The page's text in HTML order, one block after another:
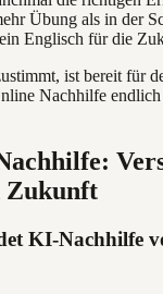
Übung als in der
Englisch für die
ist bereit für
Nachhilfe
Zukunft
KI-Nachhilfe